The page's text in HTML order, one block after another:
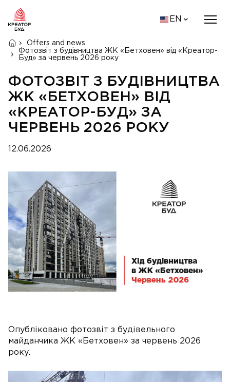
EN
Offers and news
Фотозвіт з будівництва ЖК «Бетховен» від «Креатор-
Буд» за червень 2026 року
ФОТОЗВІТ З БУДІВНИЦТВА
ЖК «БЕТХОВЕН» ВІД
«КРЕАТОР-БУД» ЗА
ЧЕРВЕНЬ 2026 РОКУ
12.06.2026
Опубліковано фотозвіт з будівельного
майданчика ЖК «Бетховен» за червень 2026
року.